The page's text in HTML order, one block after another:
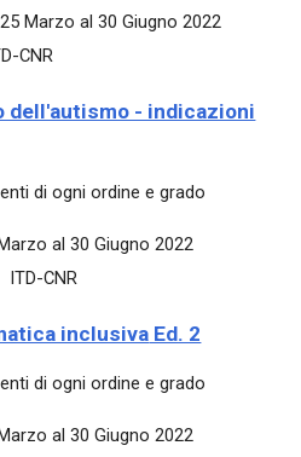
Marzo al 30 Giugno 2022
CNR
- indicazioni
di ogni ordine e grado
al 30 Giugno 2022
ITD-CNR
inclusiva Ed. 2
di ogni ordine e grado
al 30 Giugno 2022